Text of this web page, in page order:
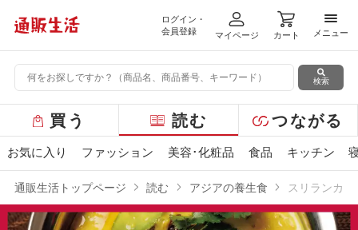
ログイン・
会員登録
マイページ カート
メニ
メニュー
検索
ー
バ
ニ
買う 読む つながる
お気に入り ファッション 美容･化粧品 食品 キッチン
通販生活トップページ 読む アジアの養生食 スリランカ